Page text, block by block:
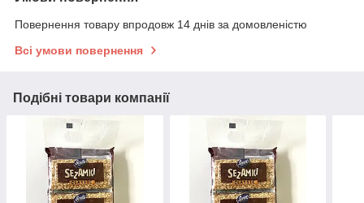
Повернення товару впродовж 14 днів за домовленістю
Всі умови повернення
Подібні товари компанії